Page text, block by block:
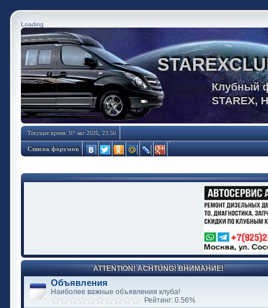
Loading
Клубный
STAREX,
Текущее время: 07 авг 2026, 23:50
Список форумов
ATTENTION! ACHTUNG! ВНИМАНИЕ!
Объявления
Наиболее важные объявления клуба!
Рейтинг: 0.56%